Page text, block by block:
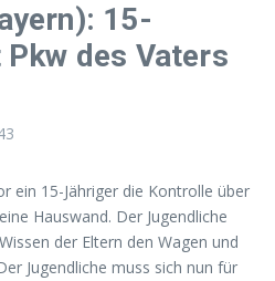
15-
des Vaters
ein 15-Jähriger die Kontrolle über
Hauswand. Der Jugendliche
der Eltern den Wagen und
Jugendliche muss sich nun für